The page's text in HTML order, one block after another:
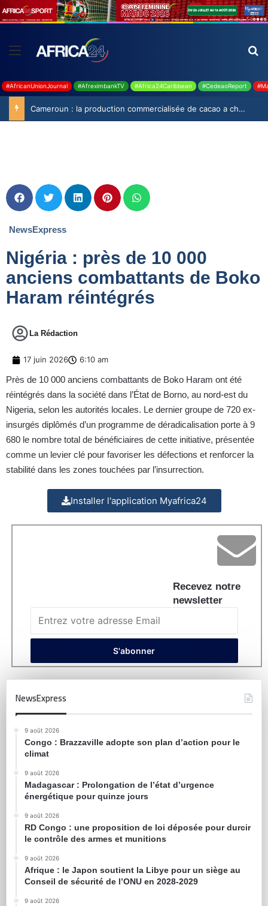
#AfricanUnionJournal #AfreximbankTV #Africa24Caribbean #CedeaoReport
Cameroun : la production commercialisée de cacao a chuté de 19,9% durant la saison 2025-2026
NewsExpress
Nigéria : près de 10 000
anciens combattants de Boko
Haram réintégrés
La Rédaction
17 juin 2026 6:10 am
Près de 10 000 anciens combattants de Boko Haram ont été
réintégrés dans la société dans l’État de Borno, au nord-est du
Nigeria, selon les autorités locales. Le dernier groupe de 720 ex-
insurgés diplômés d’un programme de déradicalisation porte à 9
680 le nombre total de bénéficiaires de cette initiative, présentée
comme un levier clé pour favoriser les défections et renforcer la
stabilité dans les zones touchées par l’insurrection.
Installer l'application Myafrica24
Recevez notre
newsletter
NewsExpress
9 août 2026
Congo : Brazzaville adopte son plan d’action pour le
climat
9 août 2026
Madagascar : Prolongation de l’état d’urgence
énergétique pour quinze jours
9 août 2026
RD Congo : une proposition de loi déposée pour durcir
le contrôle des armes et munitions
9 août 2026
Afrique : le Japon soutient la Libye pour un siège au
Conseil de sécurité de l’ONU en 2028-2029
9 août 2026